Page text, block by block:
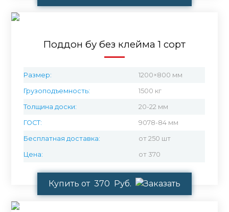
Поддон бу без клейма 1 сорт
Размер: 1200×800 мм
Грузоподъемность: 1500 кг
Толщина доски: 20-22 мм
ГОСТ: 9078-84 мм
Бесплатная доставка: от 250 шт
Цена: от 370
Купить от 370 Руб.